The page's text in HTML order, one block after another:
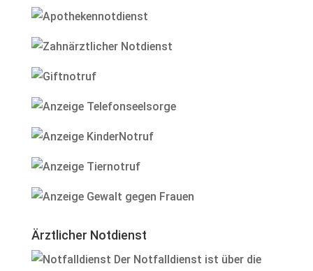
Ärztlicher Notdienst
Der Notfalldienst ist über die